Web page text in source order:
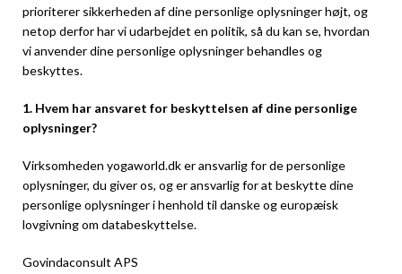
prioriterer sikkerheden af dine personlige oplysninger højt, og
netop derfor har vi udarbejdet en politik, så du kan se, hvordan
vi anvender dine personlige oplysninger behandles og
beskyttes.
1. Hvem har ansvaret for beskyttelsen af dine personlige
oplysninger?
Virksomheden yogaworld.dk er ansvarlig for de personlige
oplysninger, du giver os, og er ansvarlig for at beskytte dine
personlige oplysninger i henhold til danske og europæisk
lovgivning om databeskyttelse.
Govindaconsult APS